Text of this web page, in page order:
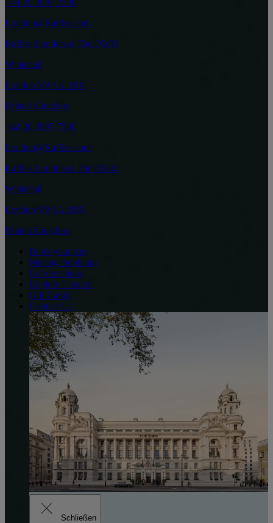
+44 20 3907 7500
London@Raffles.com
Raffles London at The OWO
Whitehall
London SW1A 2BX
United Kingdom
+44 20 3907 7500
London@Raffles.com
Raffles London at The OWO
Whitehall
London SW1A 2BX
United Kingdom
Book your stay
Manage bookings
Get directions
Explore London
Gift Cards
Contact Us
Schließen